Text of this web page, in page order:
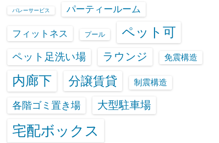
バレーサービス パーティールーム
フィットネス プール ペット可
ペット足洗い場 ラウンジ 免震構造
内廊下 分譲賃貸 制震構造
各階ゴミ置き場 大型駐車場
宅配ボックス